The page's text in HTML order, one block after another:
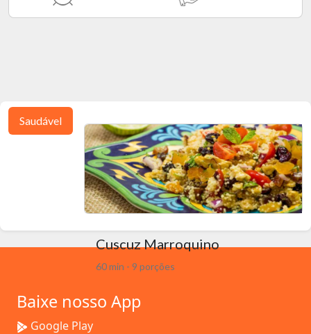
Saudável
Cuscuz Marroquino
60 min - 9 porções
Baixe nosso App
Google Play